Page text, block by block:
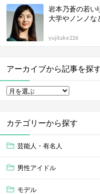
岩本乃蒼の若い
大学やノンノな
yujitake226
アーカイブから記事を探
カテゴリーから探す
芸能人・有名人
男性アイドル
モデル